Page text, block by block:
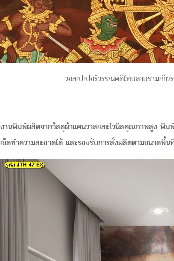
วอลเปเปอร์วรรณคดีไทยลายรามเ
งานพิมพ์ผลิตจากวัสดุผ้าแคนวาสและไวนิลคุณภาพสูง พิ
เช็ดทำความสะอาดได้ และรองรับการสั่งผลิตตามขนาดพื้น